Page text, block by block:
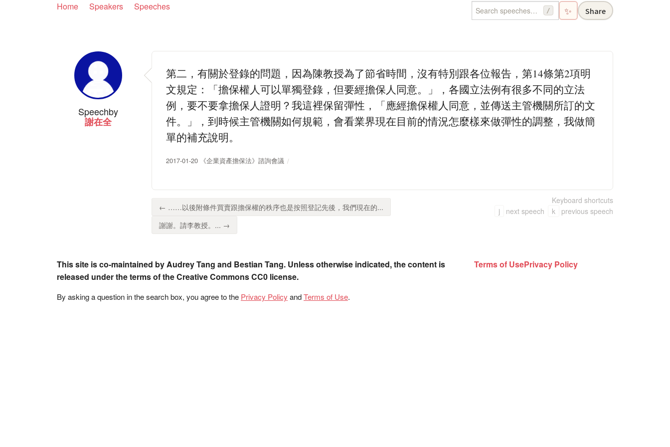
Home Speakers Speeches / ✨ Share
Speechby
謝在全
第二，有關於登錄的問題，因為陳教授為了節省時間，沒有特別跟各位報告，第14條第2項明
文規定：「擔保權人可以單獨登錄，但要經擔保人同意。」，各國立法例有很多不同的立法
例，要不要拿擔保人證明？我這裡保留彈性，「應經擔保權人同意，並傳送主管機關所訂的文
件。」，到時候主管機關如何規範，會看業界現在目前的情況怎麼樣來做彈性的調整，我做簡
單的補充說明。
2017-01-20 《企業資產擔保法》諮詢會議
← ……以後附條件買賣跟擔保權的秩序也是按照登記先後，我們現在的...
謝謝。請李教授。... →
Keyboard shortcuts
j
next speech k previous speech
This site is co-maintained by Audrey Tang and Bestian Tang. Unless otherwise indicated, the content is
released under the terms of the Creative Commons CC0 license.
By asking a question in the search box, you agree to the Privacy Policy andTerms of Use.
Terms of UsePrivacy Policy